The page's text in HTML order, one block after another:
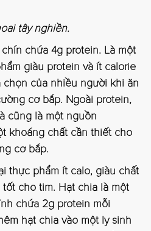
tây nghiền.
chứa 4g protein. Là một
giàu protein và ít calorie
chọn của nhiều người khi ăn
cơ bắp. Ngoài protein,
cũng là một nguồn
khoáng chất cần thiết cho
cơ bắp.
thực phẩm ít calo, giàu chất
cho tim. Hạt chia là một
chứa 2g protein mỗi
hạt chia vào một ly sinh